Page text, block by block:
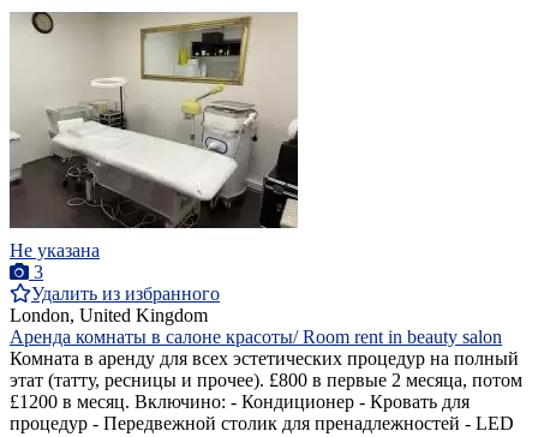
Не указана
3
Удалить из избранного
London, United Kingdom
Аренда комнаты в салоне красоты/ Room rent in beauty salon
Комната в аренду для всех эстетических процедур на полный
этат (татту, ресницы и прочее). £800 в первые 2 месяца, потом
£1200 в месяц. Включино: - Кондиционер - Кровать для
процедур - Передвежной столик для пренадлежностей - LED